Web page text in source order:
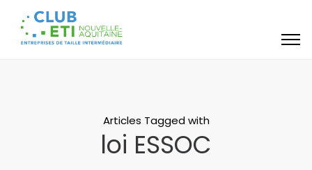
Articles Tagged with
loi ESSOC